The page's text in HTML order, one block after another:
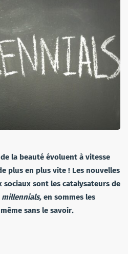
la beauté évoluent à vitesse
plus en plus vite ! Les nouvelles
sociaux sont les catalysateurs de
millennials, en sommes les
sans le savoir.